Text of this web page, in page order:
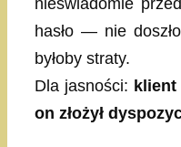
nieświadomie
hasło — nie
byłoby straty.
Dla jasności: klient
on złożył